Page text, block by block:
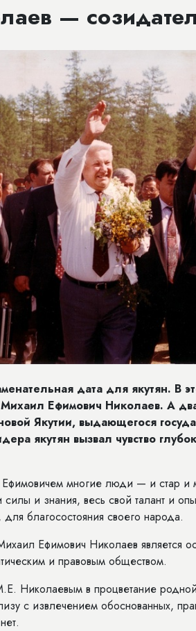
—
дата для якутян. В
Михаил Ефимович Николаев. А
Якутии, выдающегося
якутян вызвал чувство
многие люди — и стар и
и знания, весь свой талант и
благосостояния своего народа.
Ефимович Николаев является
и правовым обществом.
Николаевым в процветание
с извлечением обоснованных,